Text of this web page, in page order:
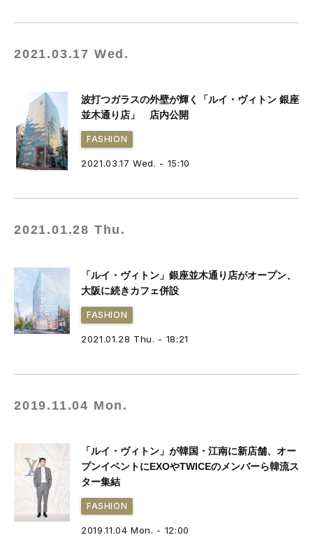
2021.03.17 Wed.
波打つガラスの外壁が輝く「ルイ・ヴィトン 銀座
並木通り店」 店内公開
FASHION
2021.03.17 Wed. - 15:10
2021.01.28 Thu.
「ルイ・ヴィトン」銀座並木通り店がオープン、
大阪に続きカフェ併設
FASHION
2021.01.28 Thu. - 18:21
2019.11.04 Mon.
「ルイ・ヴィトン」が韓国・江南に新店舗、オー
プンイベントにEXOやTWICEのメンバーら韓流ス
ター集結
FASHION
2019.11.04 Mon. - 12:00